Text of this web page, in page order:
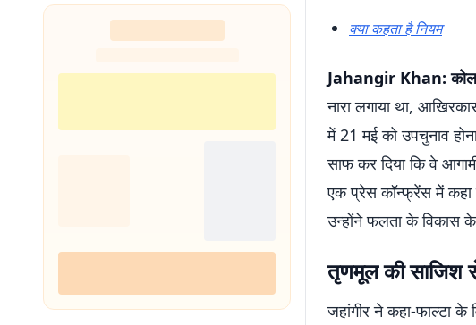
क्या कहता है नियम
Jahangir Khan:
नारा लगाया था,
में 21 मई को उपचुनाव
साफ कर दिया कि वे
एक प्रेस कॉन्फ्रेंस में कहा
उन्होंने फलता के विकास
तृणमूल की साजिश
जहांगीर ने कहा-फाल्टा